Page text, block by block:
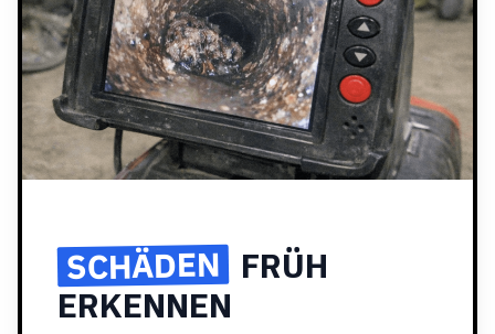
SCHÄDEN FRÜH
ERKENNEN